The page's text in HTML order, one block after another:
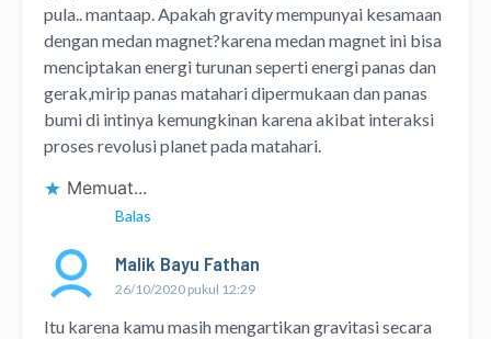
pula.. mantaap. Apakah gravity mempunyai kesamaan
dengan medan magnet?karena medan magnet ini bisa
menciptakan energi turunan seperti energi panas dan
gerak,mirip panas matahari dipermukaan dan panas
bumi di intinya kemungkinan karena akibat interaksi
proses revolusi planet pada matahari.
Memuat...
Balas
Malik Bayu Fathan
26/10/2020 pukul 12:29
Itu karena kamu masih mengartikan gravitasi secara